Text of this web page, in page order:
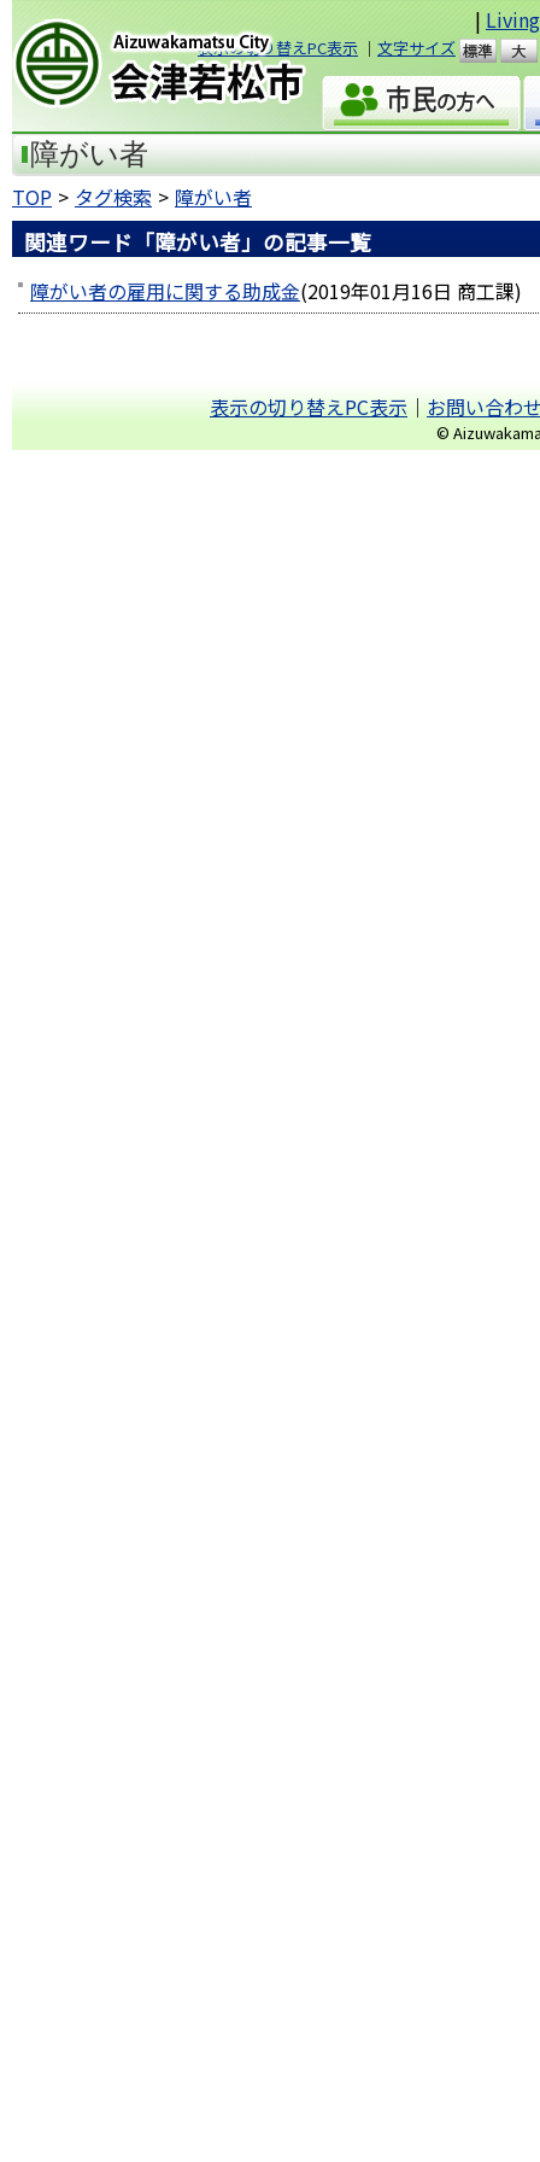
|
表示の切り替えPC表示 ｜ 文字サイズ
準
会津若松市
障がい者
TOP タグ検索 障がい者
関連ワード「障がい者」の記事一覧
障がい者の雇用に関する助成金(2019年01月16日 商工課)
表示の切り替えPC表示｜お問い合わ
©